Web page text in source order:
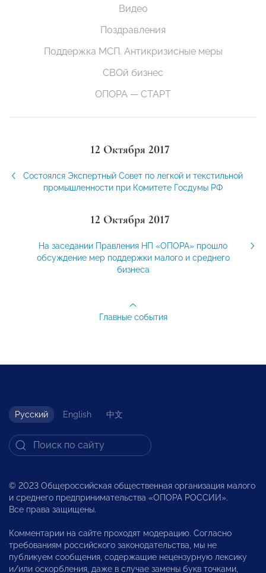
Видео
Поздравления
Поддержка МСП. Антикризисные меры
СВОй бизнес
ОПОРА — СТАРТ
12 Октября 2017
Состоялся Экспертный Совет по легкой и текстильной
промышленности при Комитете Госдумы РФ
12 Октября 2017
На заседании Правления НП «ОПОРА» прошло
обсуждение мер поддержки малого и среднего
бизнеса
Главные события
Русский English 中文
© 2023 Общероссийская общественная организация малого
и среднего предпринимательства «ОПОРА РОССИИ».
Все права защищены.
Комментарии на сайте проходят модерацию. Согласно
требованиям российского законодательства, мы не
публикуем сообщения, содержащие нецензурную лексику
и/или оскорбления, даже в случае замены букв точками,